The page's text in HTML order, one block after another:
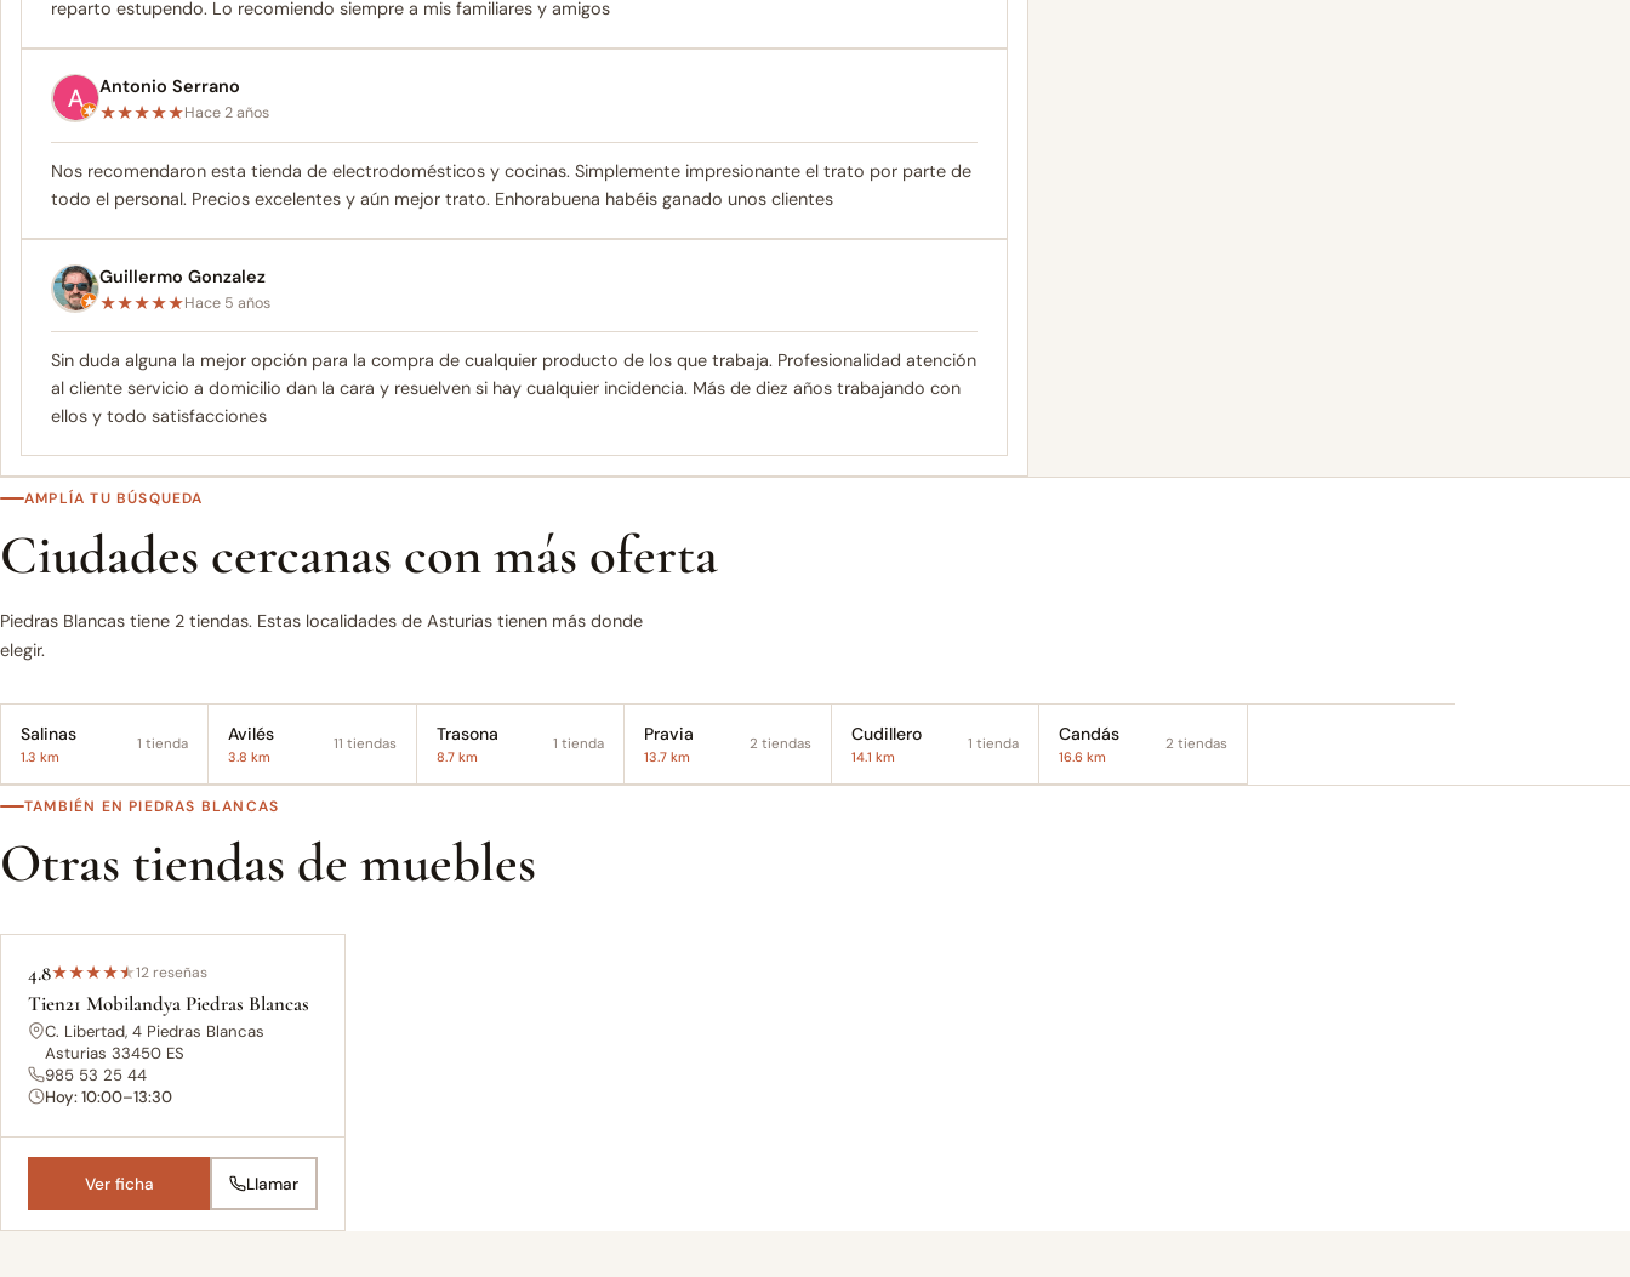
reparto estupendo. Lo recomiendo siempre a mis familiares y amigos
Antonio Serrano
★★★★★Hace 2 años
Nos recomendaron esta tienda de electrodomésticos y cocinas. Simplemente impresionante el trato por parte de
todo el personal. Precios excelentes y aún mejor trato. Enhorabuena habéis ganado unos clientes
Guillermo Gonzalez
★★★★★Hace 5 años
Sin duda alguna la mejor opción para la compra de cualquier producto de los que trabaja. Profesionalidad atención
al cliente servicio a domicilio dan la cara y resuelven si hay cualquier incidencia. Más de diez años trabajando con
ellos y todo satisfacciones
AMPLÍA TU BÚSQUEDA
Ciudades cercanas con más oferta
Piedras Blancas tiene 2 tiendas. Estas localidades de Asturias tienen más donde
elegir.
Salinas
1.3 km
1 tienda Avilés
3.8 km
11 tiendas Trasona
8.7 km
1 tienda Pravia
13.7 km
2 tiendas Cudillero
14.1 km
1 tienda Candás
16.6 km
2 tiendas
TAMBIÉN EN PIEDRAS BLANCAS
Otras tiendas de muebles
4.8★★★★★12 reseñas
Tien21 Mobilandya Piedras Blancas
C. Libertad, 4 Piedras Blancas
Asturias 33450 ES
985 53 25 44
Hoy: 10:00–13:30
Ver ficha Llamar